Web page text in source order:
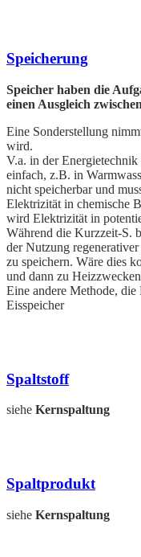
Speicherung
Speicher haben die
einen Ausgleich
Eine Sonderstellung
wird.
V.a. in der
einfach, z.B. in
nicht speicherbar und
Elektrizität in chemische
wird Elektrizität in
Während die Kurzzeit-S.
der Nutzung
zu speichern. Wäre dies
und dann zu
Eine andere Methode,
Eisspeicher
Spaltstoff
siehe Kernspaltung
Spaltprodukt
siehe Kernspaltung